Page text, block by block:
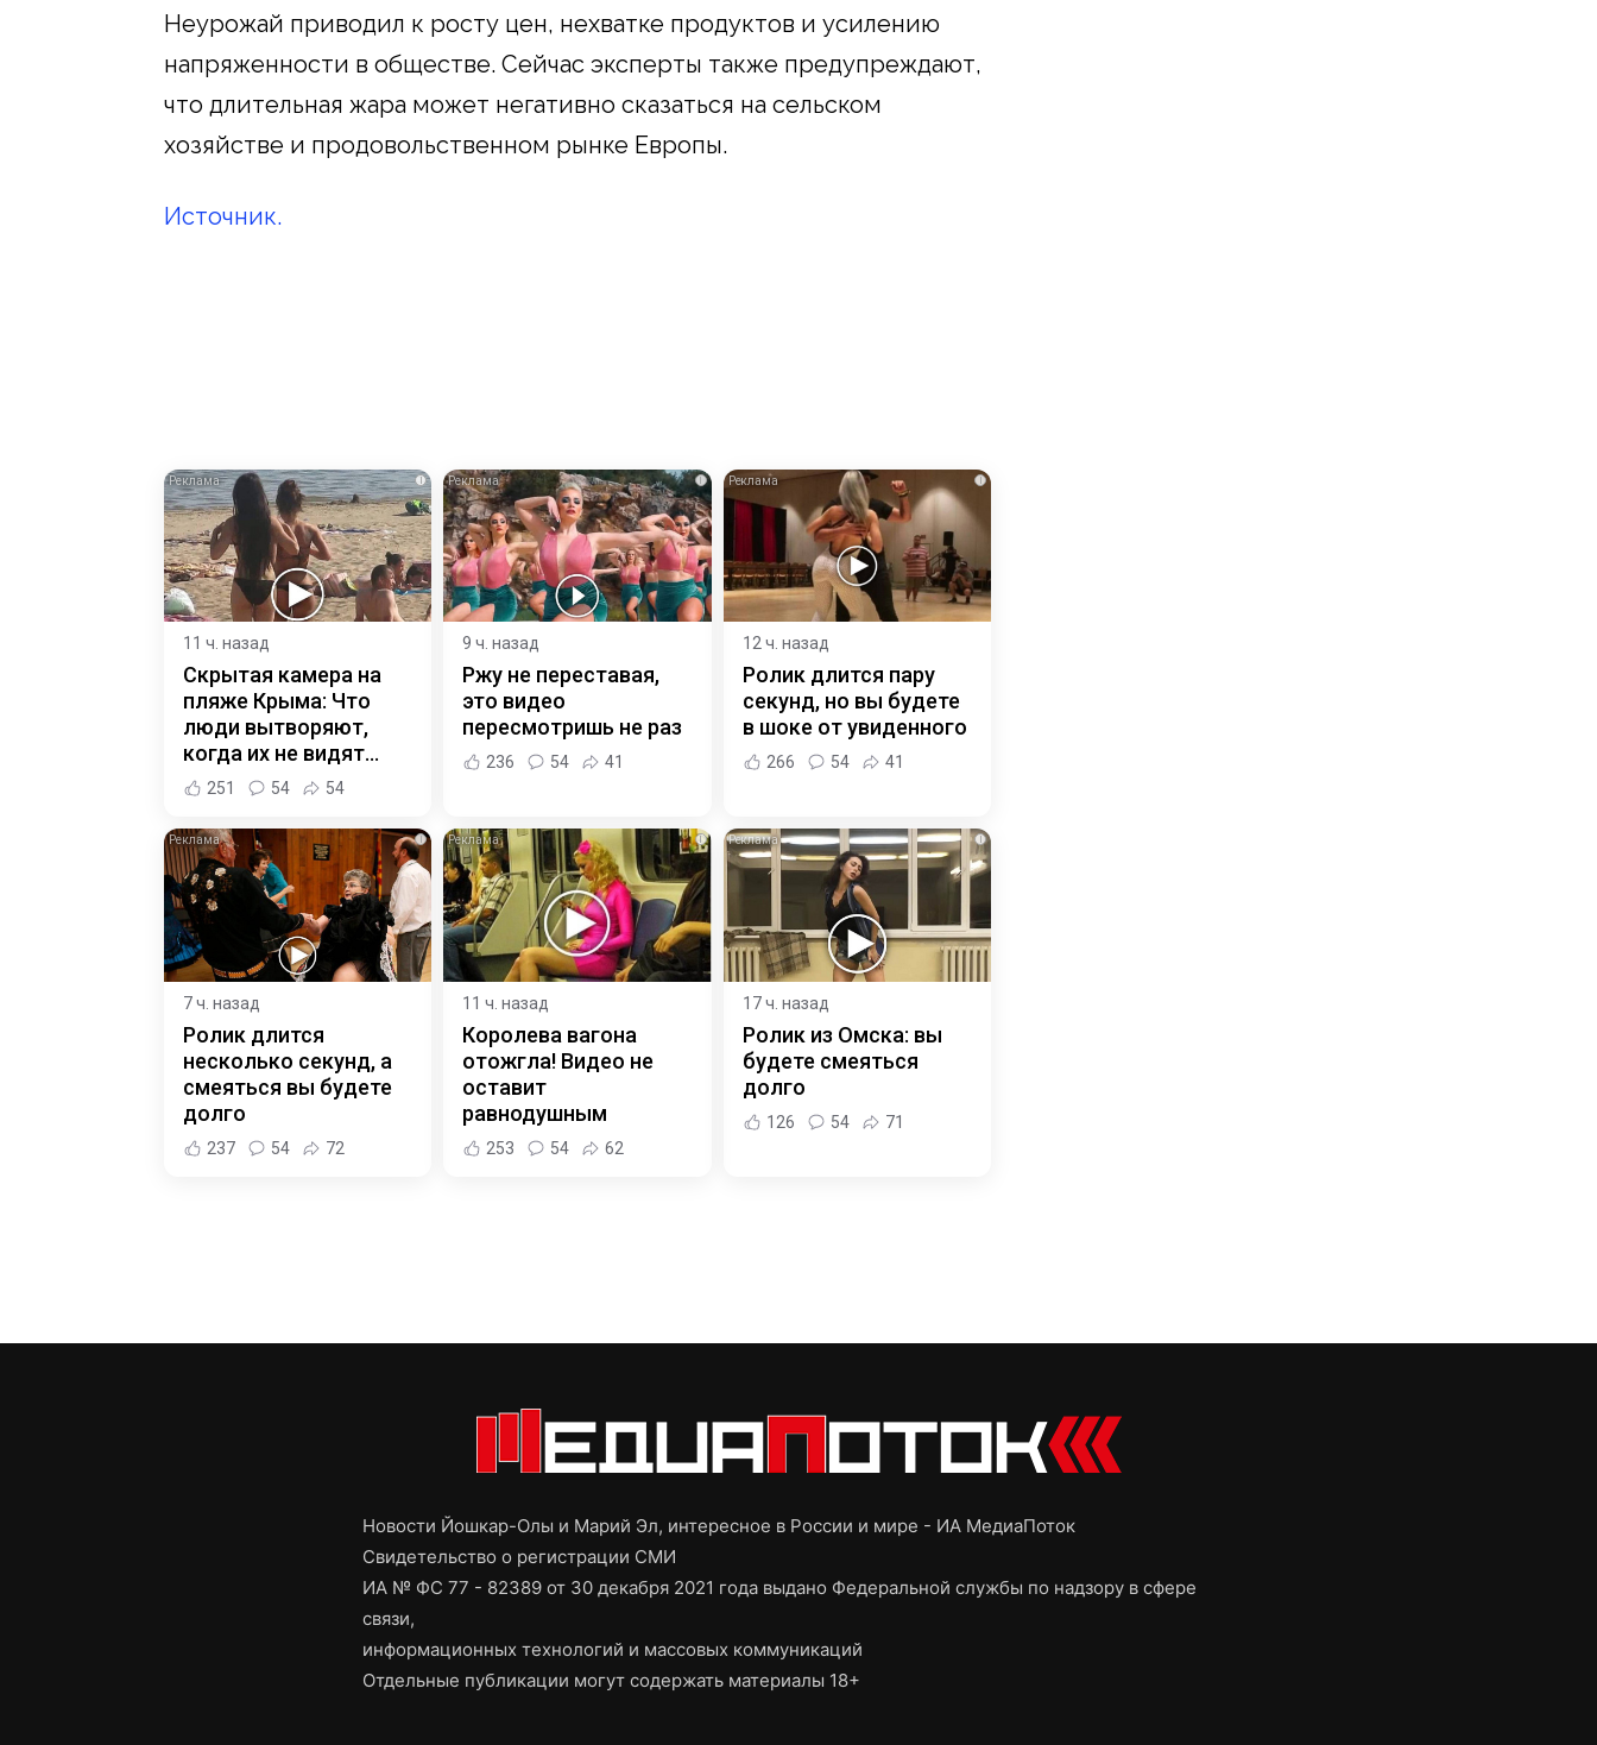
Неурожай приводил к росту цен, нехватке продуктов и усилению
напряженности в обществе. Сейчас эксперты также предупреждают,
что длительная жара может негативно сказаться на сельском
хозяйстве и продовольственном рынке Европы.
Источник.
i
11 ч. назад
Скрытая камера на
пляже Крыма: Что
люди вытворяют,
когда их не видят...
251 54 54
i
9 ч. назад
Ржу не переставая,
это видео
пересмотришь не раз
236 54 41
i
12 ч. назад
Ролик длится пару
секунд, но вы будете
в шоке от увиденного
266 54 41
i
7 ч. назад
Ролик длится
несколько секунд, а
смеяться вы будете
долго
237 54 72
i
11 ч. назад
Королева вагона
отожгла! Видео не
оставит
равнодушным
253 54 62
i
17 ч. назад
Ролик из Омска: вы
будете смеяться
долго
126 54 71
Новости Йошкар-Олы и Марий Эл, интересное в России и мире - ИА МедиаПоток
Свидетельство о регистрации СМИ
ИА № ФС 77 - 82389 от 30 декабря 2021 года выдано Федеральной службы по надзору в сфере
связи,
информационных технологий и массовых коммуникаций
Отдельные публикации могут содержать материалы 18+